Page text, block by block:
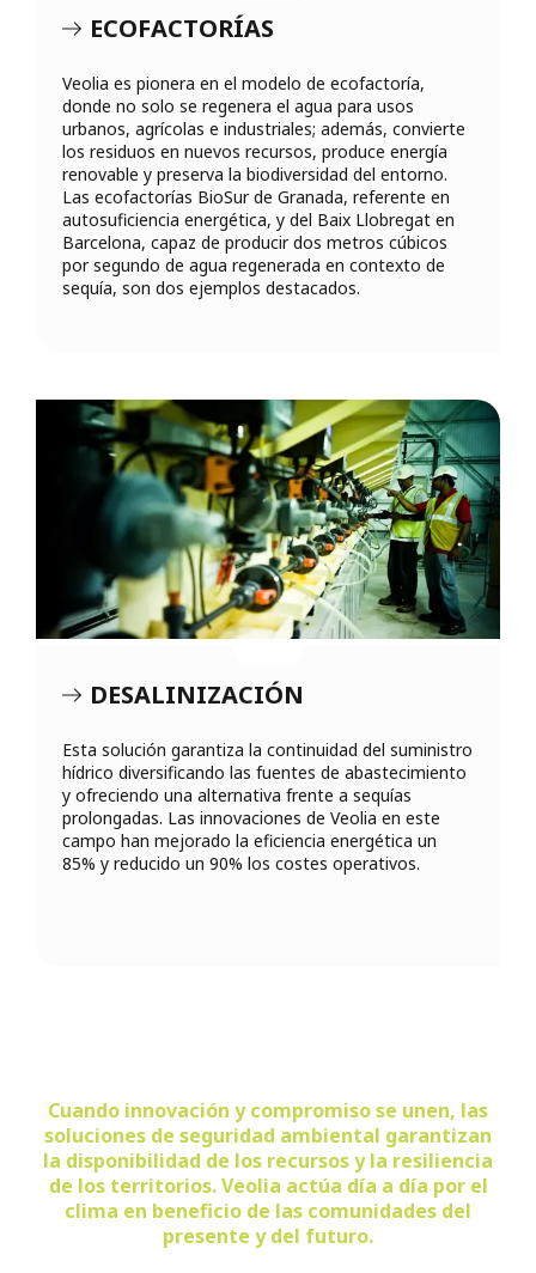
ECOFACTORÍAS
Veolia es pionera en el modelo de ecofactoría,
donde no solo se regenera el agua para usos
urbanos, agrícolas e industriales; además, convierte
los residuos en nuevos recursos, produce energía
renovable y preserva la biodiversidad del entorno.
Las ecofactorías BioSur de Granada, referente en
autosuficiencia energética, y del Baix Llobregat en
Barcelona, capaz de producir dos metros cúbicos
por segundo de agua regenerada en contexto de
sequía, son dos ejemplos destacados.
DESALINIZACIÓN
Esta solución garantiza la continuidad del suministro
hídrico diversificando las fuentes de abastecimiento
y ofreciendo una alternativa frente a sequías
prolongadas. Las innovaciones de Veolia en este
campo han mejorado la eficiencia energética un
85% y reducido un 90% los costes operativos.
Cuando innovación y compromiso se unen, las
soluciones de seguridad ambiental garantizan
la disponibilidad de los recursos y la resiliencia
de los territorios. Veolia actúa día a día por el
clima en beneficio de las comunidades del
presente y del futuro.